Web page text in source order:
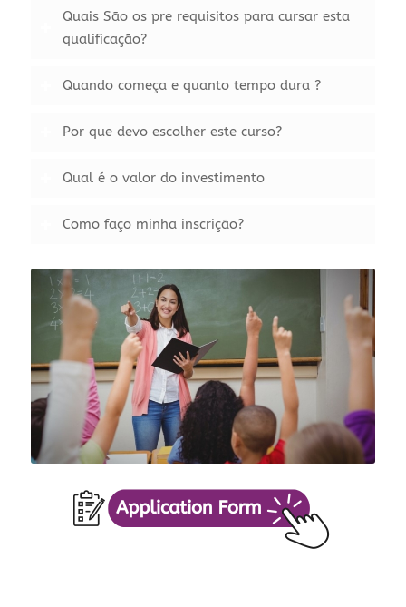
Quais São os pre requisitos para cursar esta
qualificação?
Quando começa e quanto tempo dura ?
Por que devo escolher este curso?
Qual é o valor do investimento
Como faço minha inscrição?